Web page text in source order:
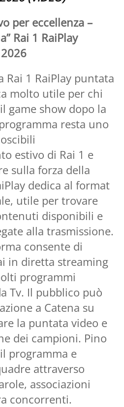
per eccellenza –
Rai 1 RaiPlay
Rai 1 RaiPlay puntata
molto utile per chi
game show dopo la
resta uno
estivo di Rai 1 e
sulla forza della
dedica al format
utile per trovare
disponibili e
alla trasmissione.
consente di
in diretta streaming
programmi
Tv. Il pubblico può
a Catena su
la puntata video e
dei campioni. Pino
programma e
attraverso
associazioni
concorrenti.